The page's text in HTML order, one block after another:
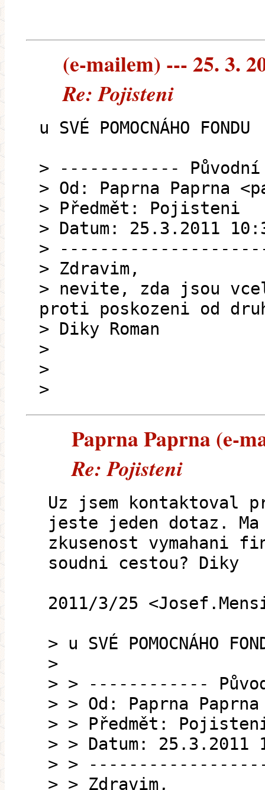
(e-mailem) --- 25. 3.
Re: Pojisteni
u SVÉ POMOCNÁHO FONDU
> ------------
> Od: Paprna Paprna
> Předmět: Pojisteni
> Datum: 25.3.2011
>
> Zdravim,
> nevite, zda jsou
proti poskozeni od
> Diky Roman
>
>
>
Paprna Paprna (e-
Re: Pojisteni
Uz jsem kontaktoval
jeste jeden dotaz. Ma
zkusenost vymahani
soudni cestou? Diky
2011/3/25
> u SVÉ POMOCNÁHO
>
> > ------------
> > Od: Paprna
> > Předmět:
> > Datum: 25.3.2011
> >
> > Zdravim,